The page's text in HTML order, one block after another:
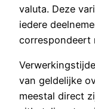
valuta. Deze
iedere
correspondeert
van geldelijke
meestal direct